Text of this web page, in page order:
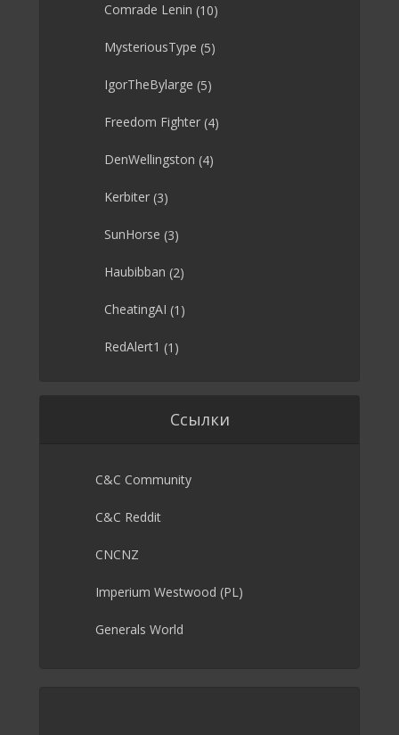
Comrade Lenin (10)
MysteriousType (5)
IgorTheBylarge (5)
Freedom Fighter (4)
DenWellingston (4)
Kerbiter (3)
SunHorse (3)
Haubibban (2)
CheatingAI (1)
RedAlert1 (1)
Ссылки
C&C Community
C&C Reddit
CNCNZ
Imperium Westwood (PL)
Generals World